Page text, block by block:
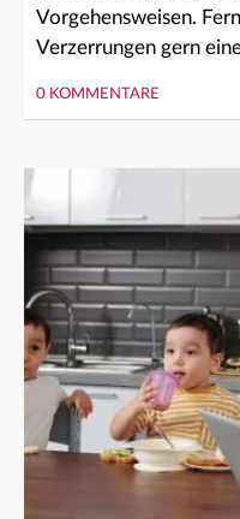
Vorgehensweisen.
Verzerrungen gern
0 KOMMENTARE